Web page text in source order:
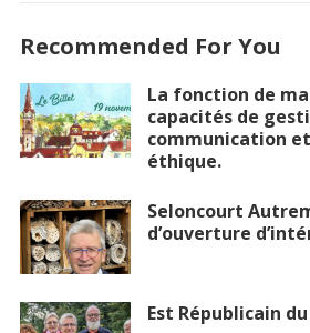
Recommended For You
La fonction de
capacités de
communication
éthique.
Seloncourt
d’ouverture
Est Républicain